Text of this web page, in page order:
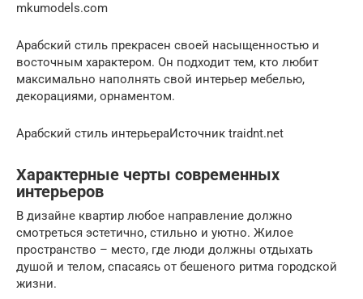
mkumodels.com
Арабский стиль прекрасен своей насыщенностью и
восточным характером. Он подходит тем, кто любит
максимально наполнять свой интерьер мебелью,
декорациями, орнаментом.
Арабский стиль интерьераИсточник traidnt.net
Характерные черты современных
интерьеров
В дизайне квартир любое направление должно
смотреться эстетично, стильно и уютно. Жилое
пространство – место, где люди должны отдыхать
душой и телом, спасаясь от бешеного ритма городской
жизни.